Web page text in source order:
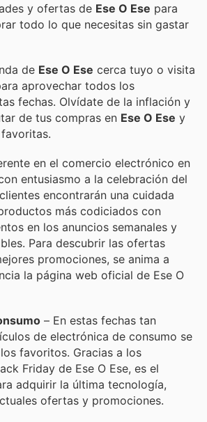
y ofertas de Ese O Ese para
todo lo que necesitas sin gastar
de Ese O Ese cerca tuyo o visita
aprovechar todos los
fechas. Olvídate de la inflación y
de tus compras en Ese O Ese y
en el comercio electrónico en
entusiasmo a la celebración del
encontrarán una cuidada
más codiciados con
en los anuncios semanales y
Para descubrir las ofertas
promociones, se anima a
la página web oficial de Ese O
– En estas fechas tan
de electrónica de consumo se
favoritos. Gracias a los
Friday de Ese O Ese, es el
adquirir la última tecnología,
ofertas y promociones.